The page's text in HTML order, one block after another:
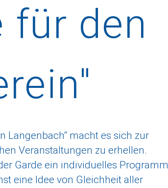
für den
Langenbach“ macht es sich zur
Veranstaltungen zu erhellen.
Garde ein individuelles Programm
eine Idee von Gleichheit aller